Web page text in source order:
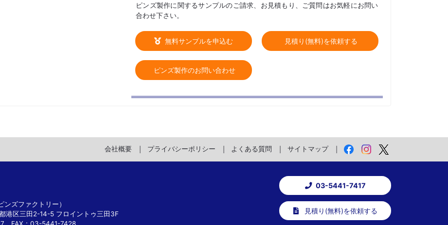
ピンズ製作に関するサンプルのご請求、お見積もり、ご質問はお気軽にお問い
合わせ下さい。
無料サンプルを申込む 見積り(無料)を依頼する
ピンズ製作のお問い合わせ
会社概要 プライバシーポリシー よくある質問 サイトマップ
ンズファクトリー）
区三田2-14-5 フロイントゥ三田3F
03-5441-7417
見積り(無料)を依頼する